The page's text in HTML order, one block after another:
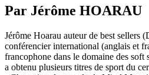
Par Jérôme HOARAU
Jérôme Hoarau auteur de best sellers
conférencier international (anglais et
francophone dans le domaine des soft
a obtenu plusieurs titres de sport du